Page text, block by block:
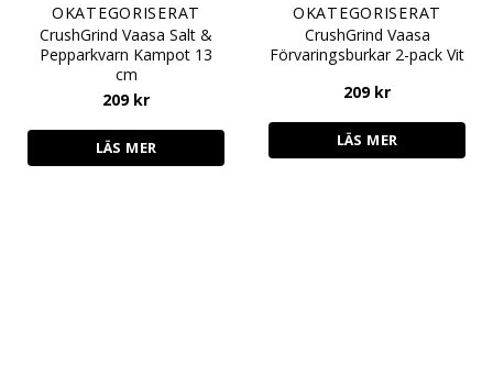
OKATEGORISERAT
CrushGrind Vaasa Salt &
Pepparkvarn Kampot 13
cm
209 kr
LÄS MER
OKATEGORISERAT
CrushGrind Vaasa
Förvaringsburkar 2-pack Vit
209 kr
LÄS MER